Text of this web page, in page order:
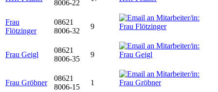
8006-22
Frau
Flötzinger
08621
8006-32
9
Frau Geigl
08621
8006-35
9
Frau Gröbner
08621
8006-15
1